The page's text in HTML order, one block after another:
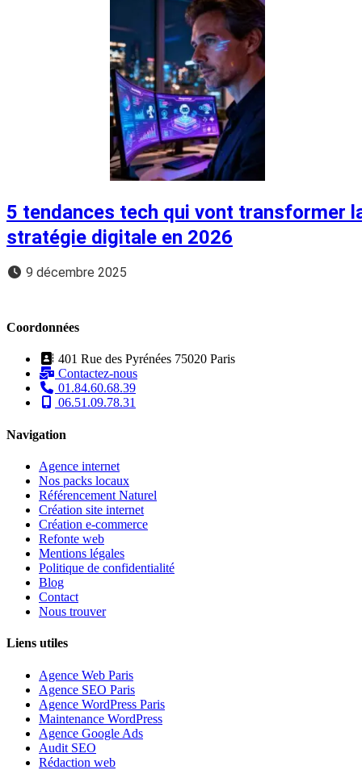
5 tendances tech qui vont transformer
stratégie digitale en 2026
9 décembre 2025
Coordonnées
401 Rue des Pyrénées 75020 Paris
Contactez-nous
01.84.60.68.39
06.51.09.78.31
Navigation
Agence internet
Nos packs locaux
Référencement Naturel
Création site internet
Création e-commerce
Refonte web
Mentions légales
Politique de confidentialité
Blog
Contact
Nous trouver
Liens utiles
Agence Web Paris
Agence SEO Paris
Agence WordPress Paris
Maintenance WordPress
Agence Google Ads
Audit SEO
Rédaction web